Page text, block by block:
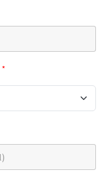
*